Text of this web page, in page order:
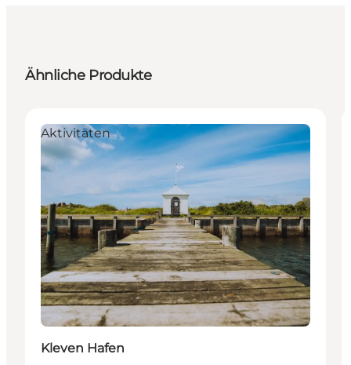
Ähnliche Produkte
Aktivitäten
Kleven Hafen